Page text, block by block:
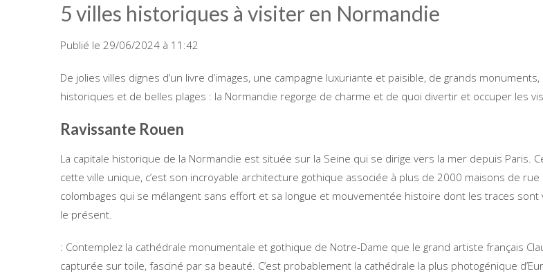
5 villes historiques à visiter en Normandie
Publié le 29/06/2024 à 11:42
De jolies villes dignes d’un livre d’images, une campagne luxuriante et paisible, de grands
historiques et de belles plages : la Normandie regorge de charme et de quoi divertir et occuper les
Ravissante Rouen
La capitale historique de la Normandie est située sur la Seine qui se dirige vers la mer depuis Paris.
cette ville unique, c’est son incroyable architecture gothique associée à plus de 2000 maisons de rue
colombages qui se mélangent sans effort et sa longue et mouvementée histoire dont les traces sont
le présent.
: Contemplez la cathédrale monumentale et gothique de Notre-Dame que le grand artiste français
capturée sur toile, fasciné par sa beauté. C’est probablement la cathédrale la plus photogénique